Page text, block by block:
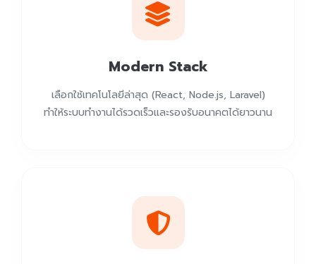
Modern Stack
เลือกใช้เทคโนโลยีล่าสุด (React, Node.js, Laravel)
ทำให้ระบบทำงานได้รวดเร็วและรองรับอนาคตได้ยาวนาน